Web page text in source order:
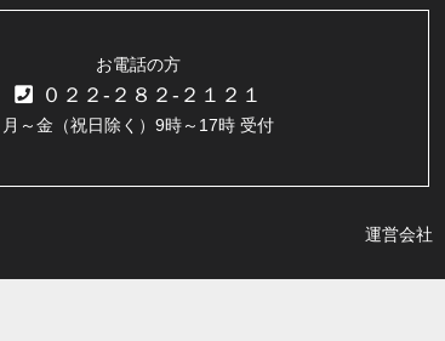
お電話の方
０２２-２８２-２１２１
月～金（祝日除く）9時～17時 受付
運営会社